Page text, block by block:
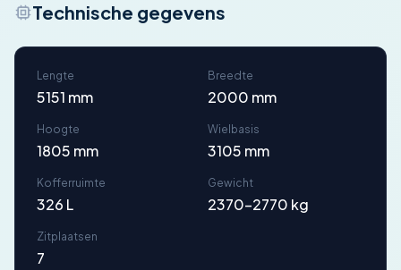
Technische gegevens
Lengte
5151 mm
Breedte
2000 mm
Hoogte
1805 mm
Wielbasis
3105 mm
Kofferruimte
326 L
Gewicht
2370-2770 kg
Zitplaatsen
7